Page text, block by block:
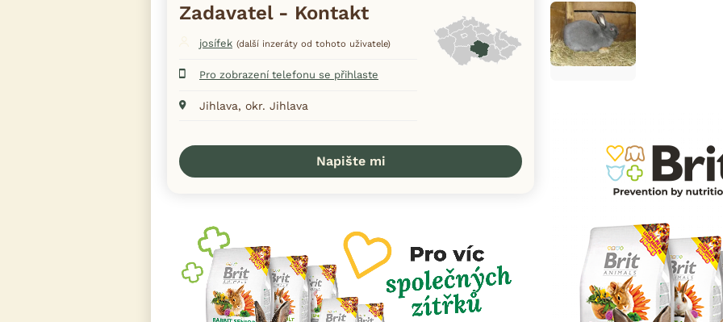
Zadavatel - Kontakt
josífek (další inzeráty od tohoto uživatele)
Pro zobrazení telefonu se přihlaste
Jihlava, okr. Jihlava
Napište mi